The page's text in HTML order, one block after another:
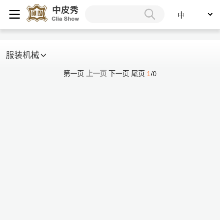
服装机械
第一页 上一页 下一页 尾页 1/0